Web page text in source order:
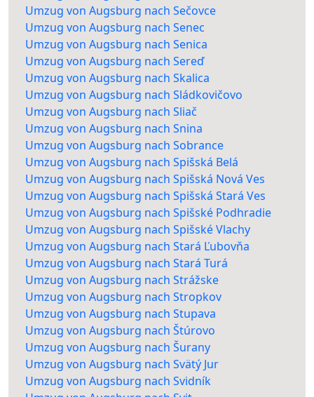
Umzug von Augsburg nach Sečovce
Umzug von Augsburg nach Senec
Umzug von Augsburg nach Senica
Umzug von Augsburg nach Sereď
Umzug von Augsburg nach Skalica
Umzug von Augsburg nach Sládkovičovo
Umzug von Augsburg nach Sliač
Umzug von Augsburg nach Snina
Umzug von Augsburg nach Sobrance
Umzug von Augsburg nach Spišská Belá
Umzug von Augsburg nach Spišská Nová Ves
Umzug von Augsburg nach Spišská Stará Ves
Umzug von Augsburg nach Spišské Podhradie
Umzug von Augsburg nach Spišské Vlachy
Umzug von Augsburg nach Stará Ľubovňa
Umzug von Augsburg nach Stará Turá
Umzug von Augsburg nach Strážske
Umzug von Augsburg nach Stropkov
Umzug von Augsburg nach Stupava
Umzug von Augsburg nach Štúrovo
Umzug von Augsburg nach Šurany
Umzug von Augsburg nach Svätý Jur
Umzug von Augsburg nach Svidník